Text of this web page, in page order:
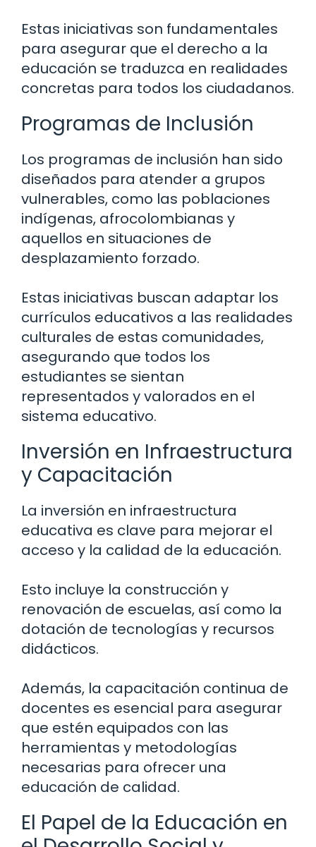
Estas iniciativas son fundamentales
para asegurar que el derecho a la
educación se traduzca en realidades
concretas para todos los ciudadanos.
Programas de Inclusión
Los programas de inclusión han sido
diseñados para atender a grupos
vulnerables, como las poblaciones
indígenas, afrocolombianas y
aquellos en situaciones de
desplazamiento forzado.
Estas iniciativas buscan adaptar los
currículos educativos a las realidades
culturales de estas comunidades,
asegurando que todos los
estudiantes se sientan
representados y valorados en el
sistema educativo.
Inversión en Infraestructura
y Capacitación
La inversión en infraestructura
educativa es clave para mejorar el
acceso y la calidad de la educación.
Esto incluye la construcción y
renovación de escuelas, así como la
dotación de tecnologías y recursos
didácticos.
Además, la capacitación continua de
docentes es esencial para asegurar
que estén equipados con las
herramientas y metodologías
necesarias para ofrecer una
educación de calidad.
El Papel de la Educación en